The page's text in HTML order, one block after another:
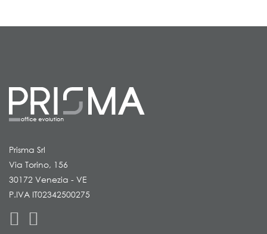
Prisma Srl
Via Torino, 156
30172 Venezia - VE
P.IVA IT02342500275